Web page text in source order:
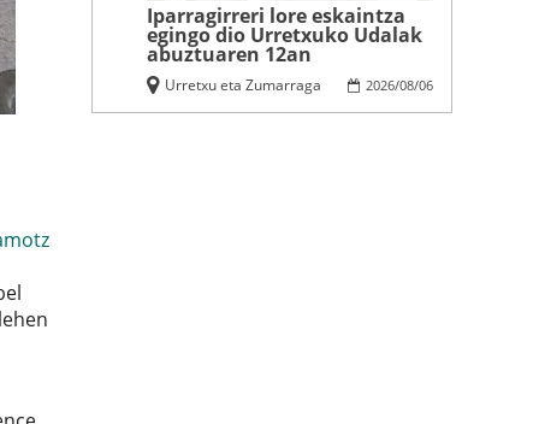
Iparragirreri lore eskaintza
egingo dio Urretxuko Udalak
abuztuaren 12an
2026/08/06
Urretxu eta Zumarraga